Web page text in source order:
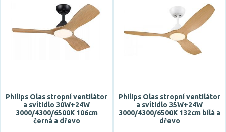
Typ zdroje
Philips Olas stropní ventilátor
a svítidlo 30W+24W
3000/4300/6500K 106cm
černá a dřevo
Philips Olas stropní ventilátor
a svítidlo 35W+24W
3000/4300/6500K 132cm bílá a
dřevo